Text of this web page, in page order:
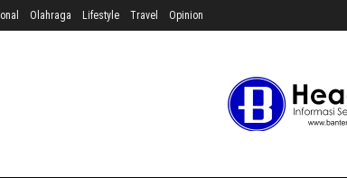
Olahraga Lifestyle Travel Opinion